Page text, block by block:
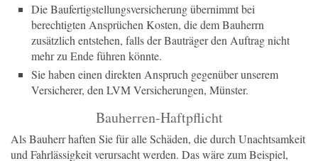
Die Baufertigstellungsversicherung übernimmt bei
berechtigten Ansprüchen Kosten, die dem Bauherrn
zusätzlich entstehen, falls der Bauträger den Auftrag nicht
mehr zu Ende führen könnte.
Sie haben einen direkten Anspruch gegenüber unserem
Versicherer, den LVM Versicherungen, Münster.
Bauherren-Haftpflicht
Als Bauherr haften Sie für alle Schäden, die durch Unachtsamkeit
und Fahrlässigkeit verursacht werden. Das wäre zum Beispiel,